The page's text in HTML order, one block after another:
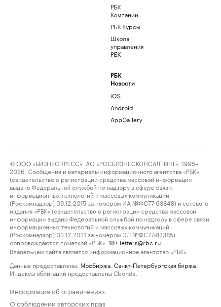
РБК
Компании
РБК Курсы
Школа
управления
РБК
РБК
Новости
iOS
Android
AppGallery
© ООО «БИЗНЕСПРЕСС», АО «РОСБИЗНЕСКОНСАЛТИНГ», 1995–
2026. Сообщения и материалы информационного агентства «РБК»
(свидетельство о регистрации средства массовой информации
выдано Федеральной службой по надзору в сфере связи,
информационных технологий и массовых коммуникаций
(Роскомнадзор) 09.12.2015 за номером ИА №ФС77-63848) и сетевого
издания «РБК» (свидетельство о регистрации средства массовой
информации выдано Федеральной службой по надзору в сфере связи,
информационных технологий и массовых коммуникаций
(Роскомнадзор) 03.12.2021 за номером ЭЛ №ФС77-82385)
сопровождаются пометкой «РБК».
18+ letters@rbc.ru
Владельцем сайта является информационное агентство «РБК».
Данные предоставлены: Мосбиржа Санкт-Петербургская биржа
Индексы облигаций предоставлены Cbonds.
Информация об ограничениях
О соблюдении авторских прав